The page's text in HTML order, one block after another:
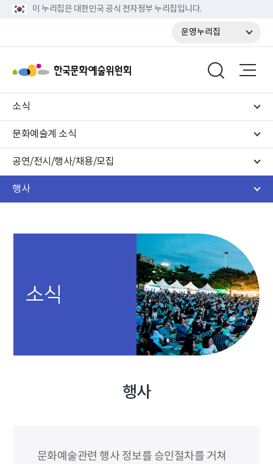
이 누리집은 대한민국 공식 전자정부 누리집입니다.
운영누리집
소식
문화예술계 소식
공연/전시/행사/채용/모집
행사
소식
행사
문화예술관련 행사 정보를 승인절차를 거쳐